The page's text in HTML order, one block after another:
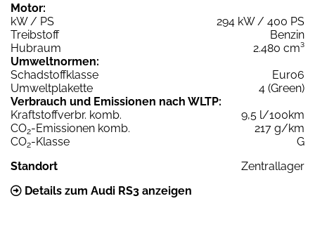
Motor:
kW / PS
294 kW / 400 PS
Treibstoff
Benzin
Hubraum
2.480 cm³
Umweltnormen:
Schadstoffklasse
Euro6
Umweltplakette
4 (Green)
Verbrauch und Emissionen nach WLTP:
Kraftstoffverbr. komb.
9,5 l/100km
CO2-Emissionen komb.
217 g/km
CO2-Klasse
G
Standort
Zentrallager
Details zum Audi RS3 anzeigen